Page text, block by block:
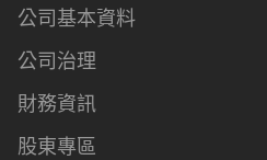
公司基本資料
公司治理
財務資訊
股東專區